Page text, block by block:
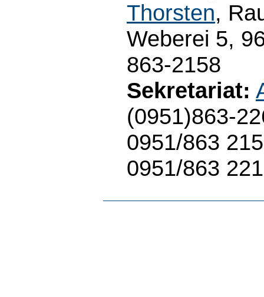
Thorsten,
Weberei 5,
863-2158
Sekretariat:
(0951)863-
0951/863
0951/863